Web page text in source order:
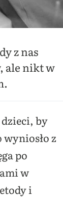
z nas
ale nikt w
by
wyniosło z
po
w
i